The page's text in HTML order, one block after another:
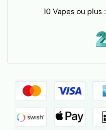
10 Vapes ou plus :